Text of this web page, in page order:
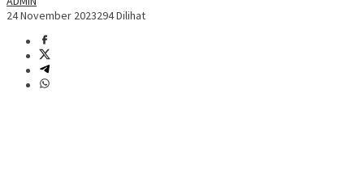
24 November 2023294 Dilihat